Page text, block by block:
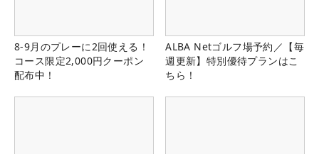
8-9月のプレーに2回使える！
コース限定2,000円クーポン
配布中！
ALBA Netゴルフ場予約／【毎
週更新】特別優待プランはこ
ちら！